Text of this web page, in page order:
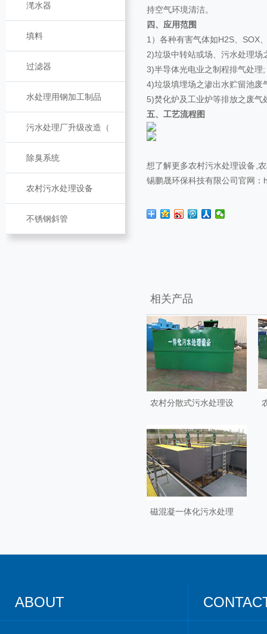
滗水器
填料
过滤器
水处理用钢加工制品
污水处理厂升级改造（
除臭系统
农村污水处理设备
不锈钢斜管
持空气环境清洁。
四、应用范围
1）各种有害气体如H2S、SOX
2)垃圾中转站或场、污水处理场
3)半导体光电业之制程排气处理;
4)垃圾填埋场之渗出水贮留池废
5)焚化炉及工业炉等排放之废气
五、工艺流程图
想了解更多农村污水处理设备
锡鹏晟环保科技有限公司官网：
相关产品
农村分散式污水处理设
磁混凝一体化污水处理
ABOUT